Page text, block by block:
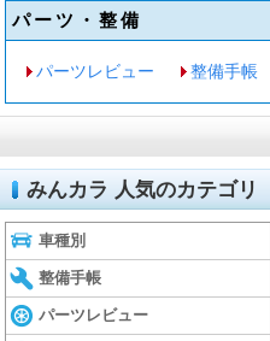
パーツ・整備
パーツレビュー 整備手帳
みんカラ 人気のカテゴリ
車種別
整備手帳
パーツレビュー